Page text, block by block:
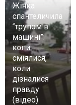
Жінка
спантеличила
“трупом в
машині”:
копи
сміялися,
коли
дізналися
правду
(відео)